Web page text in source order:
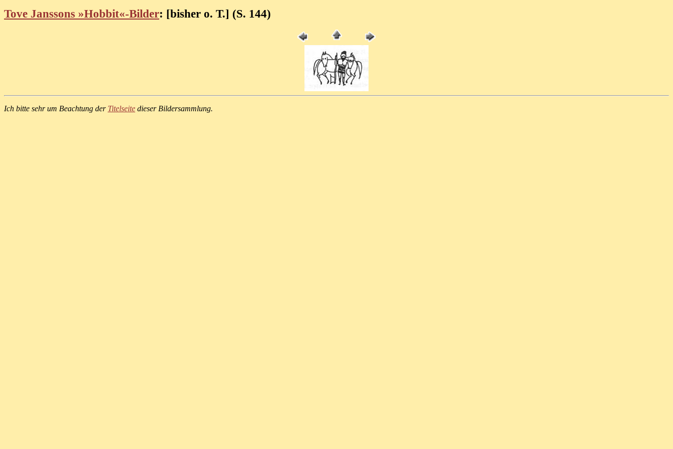
Tove Janssons »Hobbit«-Bilder: [bisher o. T.] (S. 144)
Ich bitte sehr um Beachtung der Titelseite dieser Bildersammlung.